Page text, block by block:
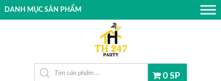
Tìm kiếm sản phẩm
0 SP
DANH MỤC SẢN PHẨM